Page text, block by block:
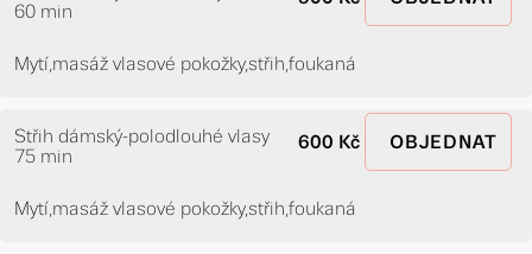
60 min
Mytí,masáž vlasové pokožky,střih,foukaná
Střih dámský-polodlouhé vlasy
75 min
600 Kč OBJEDNAT
Mytí,masáž vlasové pokožky,střih,foukaná